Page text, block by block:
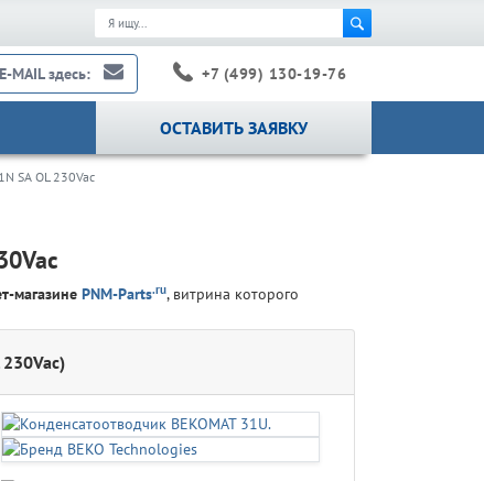
E-MAIL здесь: +7 (499) 130-19-76
ОСТАВИТЬ ЗАЯВКУ
SA OL 230Vac
магазине PNM-Parts.ru, витрина которого